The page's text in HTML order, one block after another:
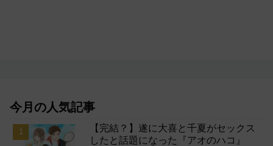
今月の人気記事
【完結？】遂に大喜と千夏がセックス
したと話題になった『アオのハコ』